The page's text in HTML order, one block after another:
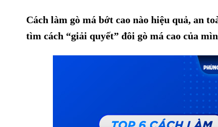
Cách làm gò má bớt cao nào hiệu quả, an
tìm cách “giải quyết” đôi gò má cao của